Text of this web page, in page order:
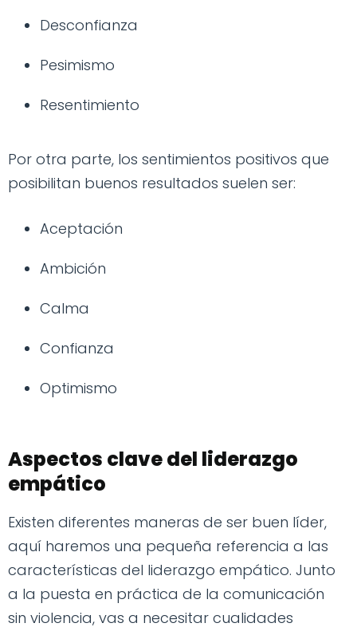
Desconfianza
Pesimismo
Resentimiento
Por otra parte, los sentimientos positivos que
posibilitan buenos resultados suelen ser:
Aceptación
Ambición
Calma
Confianza
Optimismo
Aspectos clave del liderazgo
empático
Existen diferentes maneras de ser buen líder,
aquí haremos una pequeña referencia a las
características del liderazgo empático. Junto
a la puesta en práctica de la comunicación
sin violencia, vas a necesitar cualidades